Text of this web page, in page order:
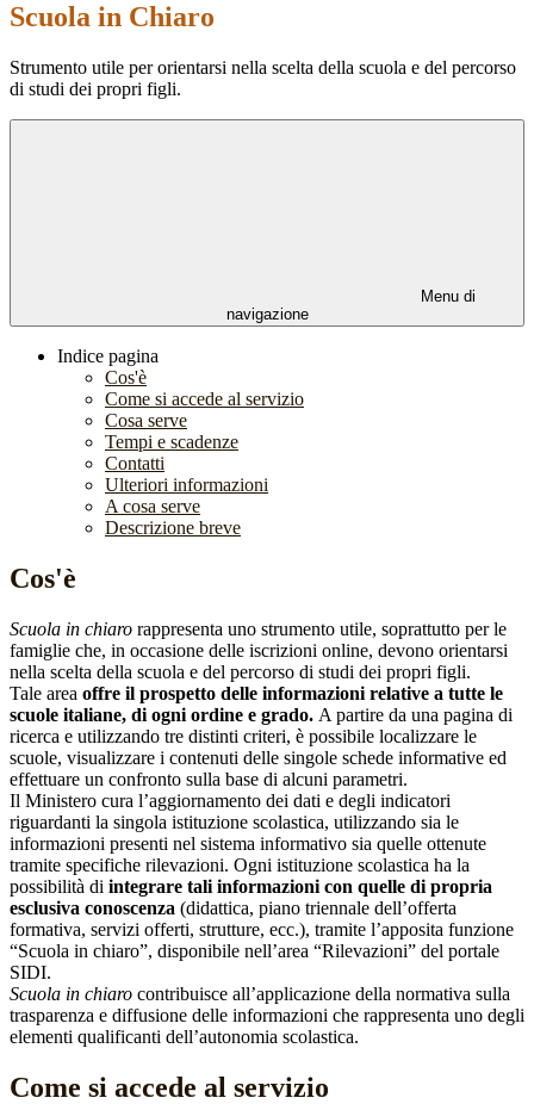
Scuola in Chiaro
Strumento utile per orientarsi nella scelta della scuola e del percorso
di studi dei propri figli.
Menu di
navigazione
Indice pagina
Cos'è
Come si accede al servizio
Cosa serve
Tempi e scadenze
Contatti
Ulteriori informazioni
A cosa serve
Descrizione breve
Cos'è
Scuola in chiaro rappresenta uno strumento utile, soprattutto per le
famiglie che, in occasione delle iscrizioni online, devono orientarsi
nella scelta della scuola e del percorso di studi dei propri figli.
Tale area offre il prospetto delle informazioni relative a tutte le
scuole italiane, di ogni ordine e grado. A partire da una pagina di
ricerca e utilizzando tre distinti criteri, è possibile localizzare le
scuole, visualizzare i contenuti delle singole schede informative ed
effettuare un confronto sulla base di alcuni parametri.
Il Ministero cura l’aggiornamento dei dati e degli indicatori
riguardanti la singola istituzione scolastica, utilizzando sia le
informazioni presenti nel sistema informativo sia quelle ottenute
tramite specifiche rilevazioni. Ogni istituzione scolastica ha la
possibilità di integrare tali informazioni con quelle di propria
esclusiva conoscenza (didattica, piano triennale dell’offerta
formativa, servizi offerti, strutture, ecc.), tramite l’apposita funzione
“Scuola in chiaro”, disponibile nell’area “Rilevazioni” del portale
SIDI.
Scuola in chiaro contribuisce all’applicazione della normativa sulla
trasparenza e diffusione delle informazioni che rappresenta uno degli
elementi qualificanti dell’autonomia scolastica.
Come si accede al servizio